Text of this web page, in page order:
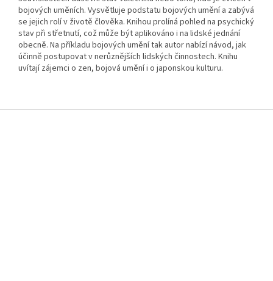
bojových uměních. Vysvětluje podstatu bojových umění a zabývá
se jejich rolí v životě člověka. Knihou prolíná pohled na psychický
stav při střetnutí, což může být aplikováno i na lidské jednání
obecně. Na příkladu bojových umění tak autor nabízí návod, jak
účinně postupovat v nerůznějších lidských činnostech. Knihu
uvítají zájemci o zen, bojová umění i o japonskou kulturu.